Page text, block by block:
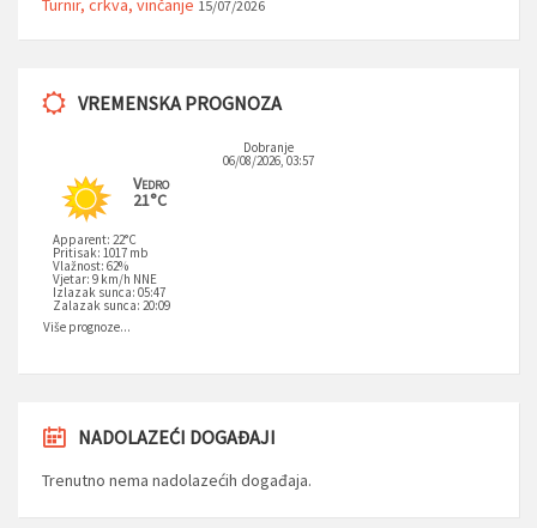
Turnir, crkva, vinčanje 15/07/2026
VREMENSKA PROGNOZA
Dobranje
06/08/2026, 03:57
Vedro
21°C
Apparent: 22°C
Pritisak: 1017 mb
Vlažnost: 62%
Vjetar: 9 km/h NNE
Izlazak sunca: 05:47
Zalazak sunca: 20:09
Više prognoze...
NADOLAZEĆI DOGAĐAJI
Trenutno nema nadolazećih događaja.